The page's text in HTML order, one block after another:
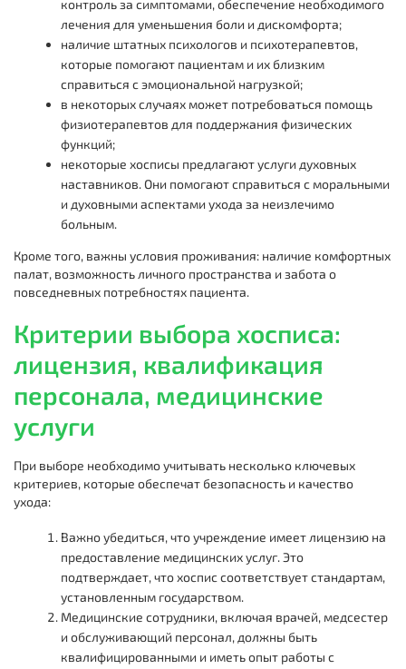
контроль за симптомами, обеспечение необходимого
лечения для уменьшения боли и дискомфорта;
наличие штатных психологов и психотерапевтов,
которые помогают пациентам и их близким
справиться с эмоциональной нагрузкой;
в некоторых случаях может потребоваться помощь
физиотерапевтов для поддержания физических
функций;
некоторые хосписы предлагают услуги духовных
наставников. Они помогают справиться с моральными
и духовными аспектами ухода за неизлечимо
больным.
Кроме того, важны условия проживания: наличие комфортных
палат, возможность личного пространства и забота о
повседневных потребностях пациента.
Критерии выбора хосписа:
лицензия, квалификация
персонала, медицинские
услуги
При выборе необходимо учитывать несколько ключевых
критериев, которые обеспечат безопасность и качество
ухода:
Важно убедиться, что учреждение имеет лицензию на
предоставление медицинских услуг. Это
подтверждает, что хоспис соответствует стандартам,
установленным государством.
Медицинские сотрудники, включая врачей, медсестер
и обслуживающий персонал, должны быть
квалифицированными и иметь опыт работы с